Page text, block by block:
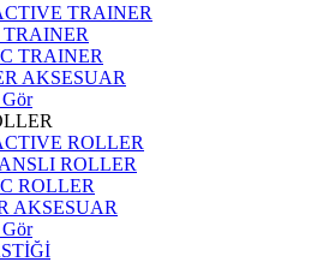
TRAINER
TRAINER
AKSESUAR
ROLLER
ROLLER
ROLLER
AKSESUAR